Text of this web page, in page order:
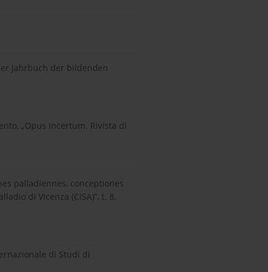
Jahrbuch der bildenden
„Opus Incertum. Rivista di
palladiennes, conceptiones
di Vicenza (CISA)”, t. 8,
di Studi di